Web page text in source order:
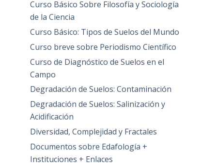
Curso Básico Sobre Filosofía y Sociología
de la Ciencia
Curso Básico: Tipos de Suelos del Mundo
Curso breve sobre Periodismo Científico
Curso de Diagnóstico de Suelos en el
Campo
Degradación de Suelos: Contaminación
Degradación de Suelos: Salinización y
Acidificación
Diversidad, Complejidad y Fractales
Documentos sobre Edafología +
Instituciones + Enlaces